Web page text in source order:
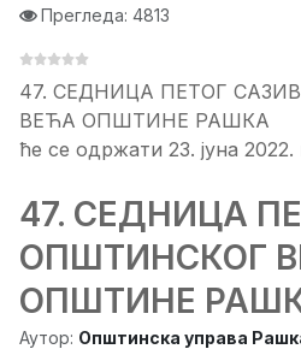
Прегледа: 4813
47. СЕДНИЦA ПЕТОГ
ВЕЋА ОПШТИНЕ РАШКА
ће се одржати 23. јуна 2022.
47. СЕДНИЦA
ОПШТИНСКОГ
ОПШТИНЕ
Аутор: Општинска управа